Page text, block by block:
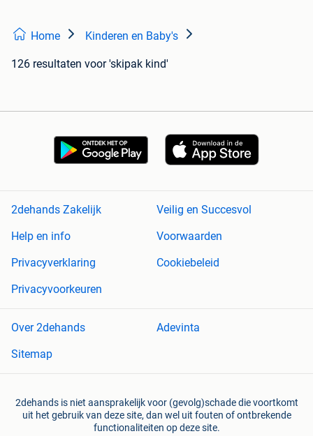
Home Kinderen en Baby's
126 resultaten voor 'skipak kind'
2dehands Zakelijk
Veilig en Succesvol
Help en info
Voorwaarden
Privacyverklaring
Cookiebeleid
Privacyvoorkeuren
Over 2dehands
Adevinta
Sitemap
2dehands is niet aansprakelijk voor (gevolg)schade die voortkomt
uit het gebruik van deze site, dan wel uit fouten of ontbrekende
functionaliteiten op deze site.